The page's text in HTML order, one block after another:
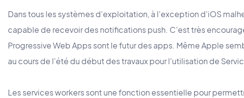
Dans tous les systèmes d'exploitation, à l'exception d'iOS
capable de recevoir des notifications push. C'est très
Progressive Web Apps sont le futur des apps. Même Apple
au cours de l'été du début des travaux pour l'utilisation de
Les services workers sont une fonction essentielle pour